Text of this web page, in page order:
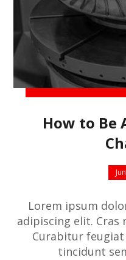
How to Be
Lorem ipsum
adipiscing elit.
Curabitur
tincidunt